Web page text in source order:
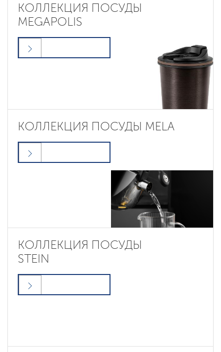
КОЛЛЕКЦИЯ ПОСУДЫ
MEGAPOLIS
КОЛЛЕКЦИЯ ПОСУДЫ MELA
КОЛЛЕКЦИЯ ПОСУДЫ
STEIN